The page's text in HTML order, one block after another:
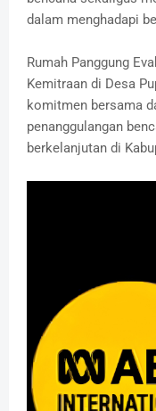
dalam menghadapi
Rumah Panggung
Kemitraan di Desa
komitmen bersama
penanggulangan
berkelanjutan di